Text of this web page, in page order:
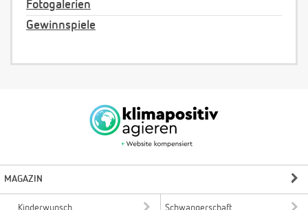
Fotogalerien
Gewinnspiele
MAGAZIN